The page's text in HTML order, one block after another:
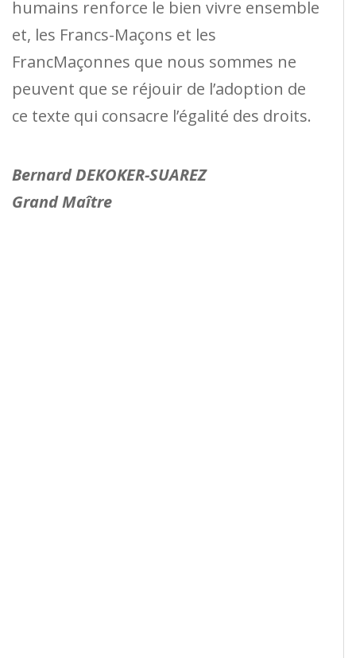
humains renforce le bien vivre ensemble
et, les Francs-Maçons et les
FrancMaçonnes que nous sommes ne
peuvent que se réjouir de l’adoption de
ce texte qui consacre l’égalité des droits.
Bernard DEKOKER-SUAREZ
Grand Maître